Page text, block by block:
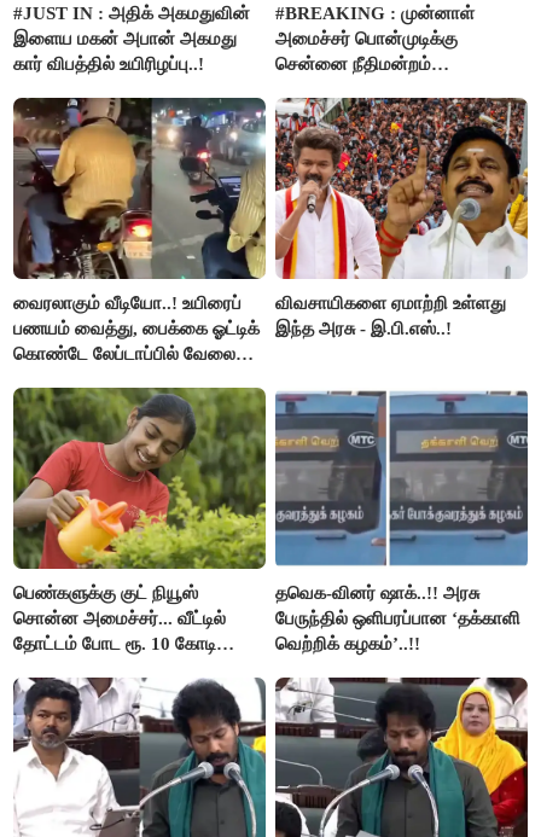
#JUST IN : அதிக் அகமதுவின்
இளைய மகன் அபான் அகமது
கார் விபத்தில் உயிரிழப்பு..!
#BREAKING : முன்னாள்
அமைச்சர் பொன்முடிக்கு
சென்னை நீதிமன்றம்
வைரலாகும் வீடியோ..! உயிரைப்
பணயம் வைத்து, பைக்கை ஓட்டிக்
கொண்டே லேப்டாப்பில் வேலை
விவசாயிகளை ஏமாற்றி உள்ளது
இந்த அரசு - இ.பி.எஸ்..!
பெண்களுக்கு குட் நியூஸ்
சொன்ன அமைச்சர்... வீட்டில்
தோட்டம் போட ரூ. 10 கோடி
தவெக-வினர் ஷாக்..!! அரசு
பேருந்தில் ஒளிபரப்பான ‘தக்காளி
வெற்றிக் கழகம்’..!!